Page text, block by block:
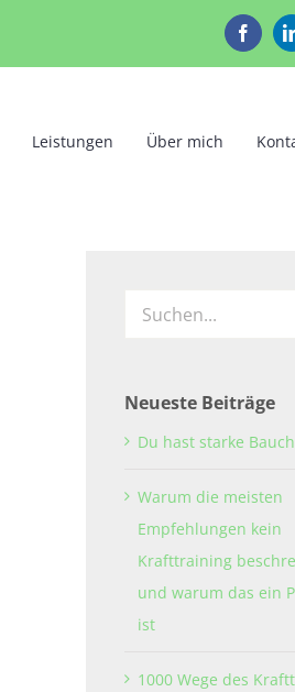
Leistungen Über mich
Suche
Neueste Beiträge
Du hast starke
Warum die meisten
Empfehlungen kein
Krafttraining
und warum das ein
ist
1000 Wege des